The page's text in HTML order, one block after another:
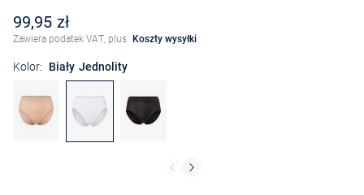
99,95 zł
Zawiera podatek VAT, plus Koszty wysyłki
Kolor: Biały Jednolity